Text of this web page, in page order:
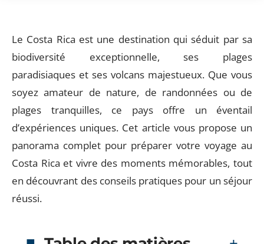
Le Costa Rica est une destination qui séduit par sa
biodiversité exceptionnelle, ses plages
paradisiaques et ses volcans majestueux. Que vous
soyez amateur de nature, de randonnées ou de
plages tranquilles, ce pays offre un éventail
d’expériences uniques. Cet article vous propose un
panorama complet pour préparer votre voyage au
Costa Rica et vivre des moments mémorables, tout
en découvrant des conseils pratiques pour un séjour
réussi.